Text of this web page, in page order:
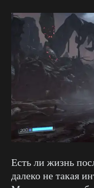
Есть ли жизнь
далеко не такая